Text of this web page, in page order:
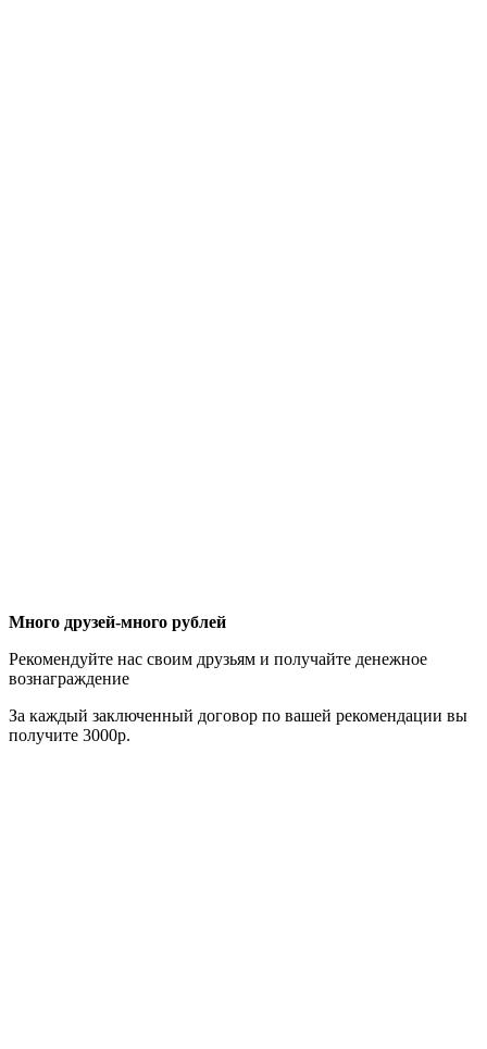
Много друзей-много рублей
Рекомендуйте нас своим друзьям и получайте денежное
вознаграждение
За каждый заключенный договор по вашей рекомендации вы
получите 3000р.